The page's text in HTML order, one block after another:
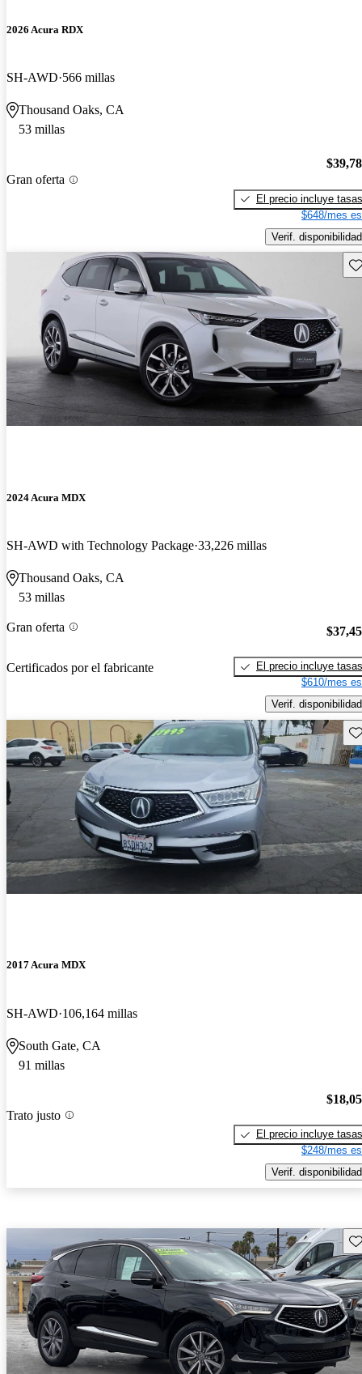
2026 Acura RDX
SH-AWD 566 millas
Thousand Oaks, CA
53 millas
Gran oferta
El precio incluye tasas
$648/mes
Verif. disponibilidad
2024 Acura MDX
SH-AWD with Technology Package 33,226 millas
Thousand Oaks, CA
53 millas
Gran oferta
Certificados por el fabricante
El precio incluye tasas
$610/mes
Verif. disponibilidad
2017 Acura MDX
SH-AWD 106,164 millas
South Gate, CA
91 millas
Trato justo
El precio incluye tasas
$248/mes
Verif. disponibilidad